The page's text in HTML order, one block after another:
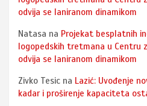
odvija se laniranom dinamikom
Natasa na Projekat besplatnih
logopedskih tretmana u Centru
odvija se laniranom dinamikom
Zivko Tesic na Lazić: Uvođenje
kadar i proširenje kapaciteta